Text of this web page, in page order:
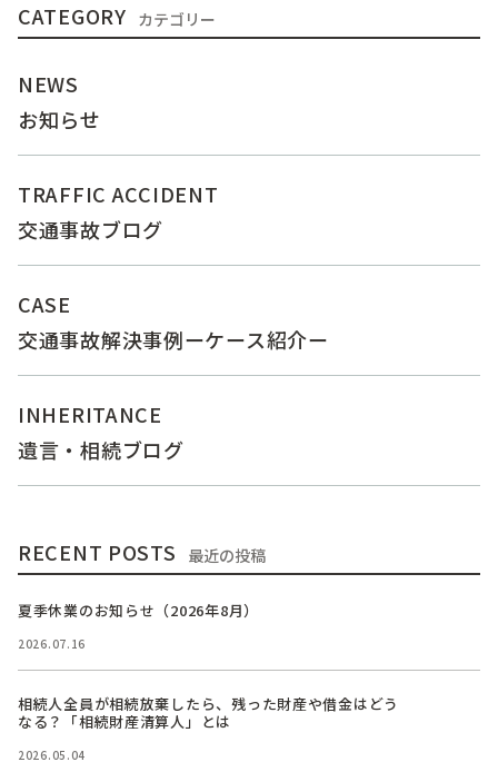
CATEGORY カテゴリー
NEWS
お知らせ
TRAFFIC ACCIDENT
交通事故ブログ
CASE
交通事故解決事例ーケース紹介ー
INHERITANCE
遺言・相続ブログ
RECENT POSTS 最近の投稿
夏季休業のお知らせ（2026年8月）
2026.07.16
相続人全員が相続放棄したら、残った財産や借金はどう
なる？「相続財産清算人」とは
2026.05.04